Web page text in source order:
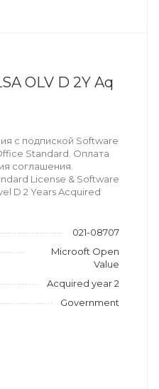
OLV D 2Y Aq
с подпиской Software
Standard. Оплата
соглашения.
License & Software
D 2 Years Acquired
021-08707
Microoft Open
Value
Acquired year 2
Government